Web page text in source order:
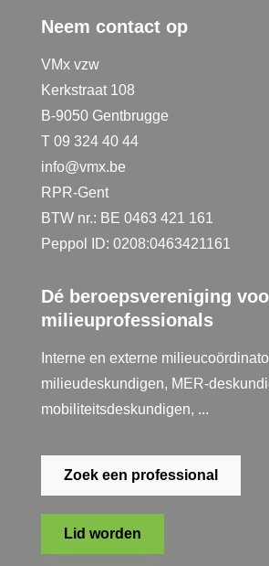
Neem contact op
VMx vzw
Kerkstraat 108
B-9050 Gentbrugge
T 09 324 40 44
info@vmx.be
RPR-Gent
BTW nr.: BE 0463 421 161
Peppol ID: 0208:0463421161
Dé beroepsvereniging
milieuprofessionals
Interne en externe
milieudeskundigen, MER-
mobiliteitsdeskundigen, ...
Zoek een professional
Lid worden